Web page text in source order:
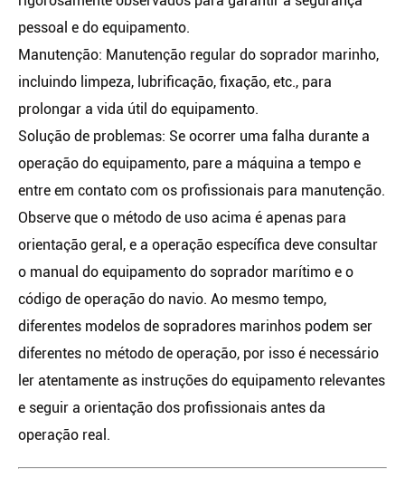
pessoal e do equipamento.
Manutenção: Manutenção regular do soprador marinho,
incluindo limpeza, lubrificação, fixação, etc., para
prolongar a vida útil do equipamento.
Solução de problemas: Se ocorrer uma falha durante a
operação do equipamento, pare a máquina a tempo e
entre em contato com os profissionais para manutenção.
Observe que o método de uso acima é apenas para
orientação geral, e a operação específica deve consultar
o manual do equipamento do soprador marítimo e o
código de operação do navio. Ao mesmo tempo,
diferentes modelos de sopradores marinhos podem ser
diferentes no método de operação, por isso é necessário
ler atentamente as instruções do equipamento relevantes
e seguir a orientação dos profissionais antes da
operação real.